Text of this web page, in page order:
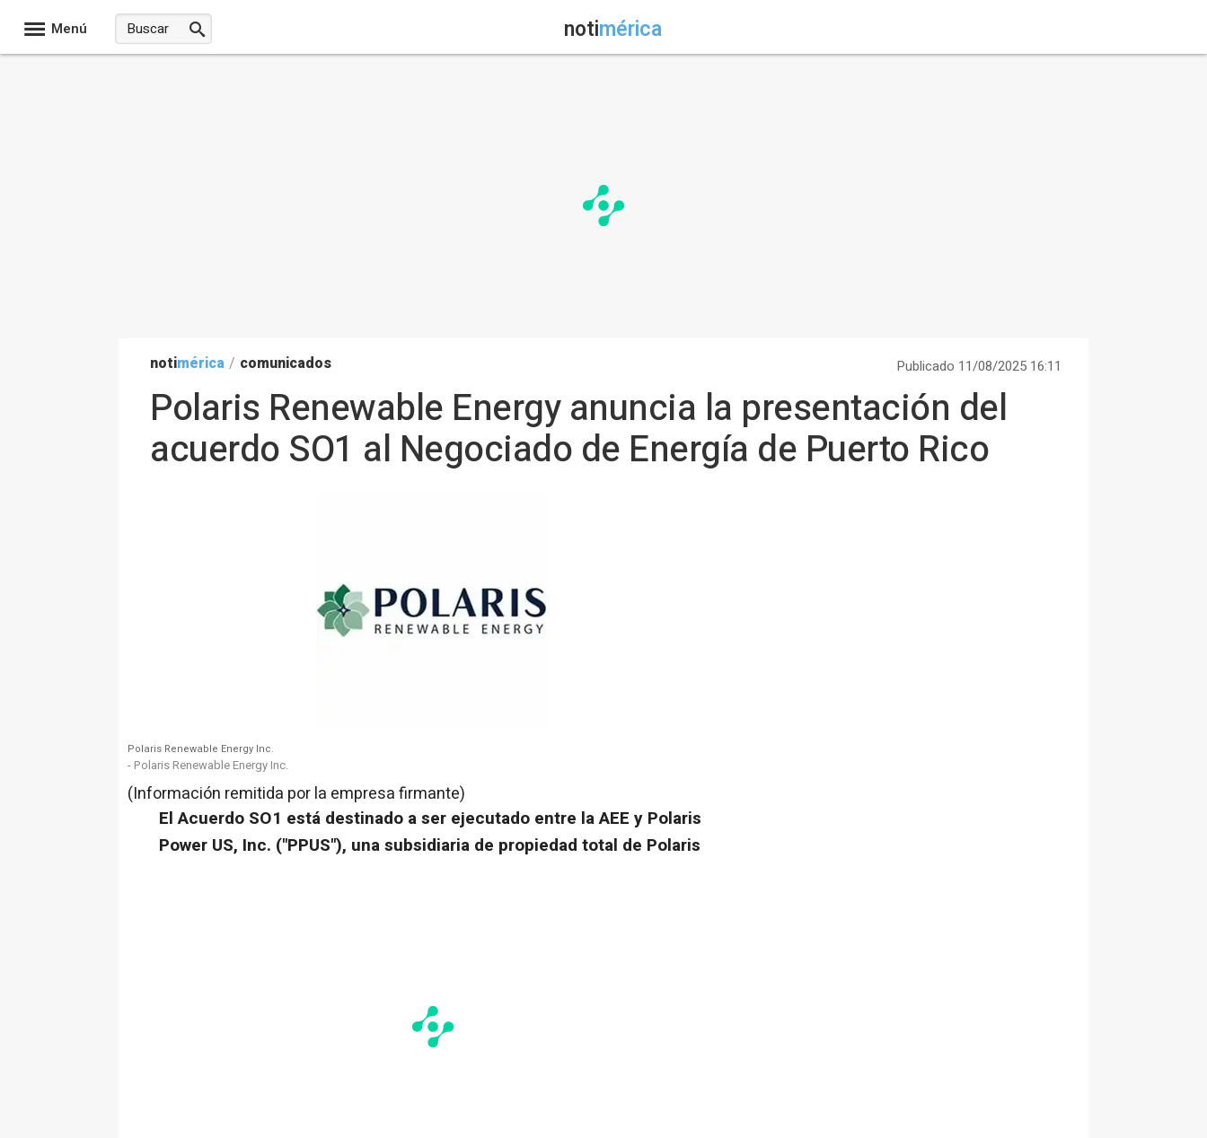
Menú notimérica
notimérica / comunicados Publicado 11/08/2025 16:11
Polaris Renewable Energy anuncia la presentación del
acuerdo SO1 al Negociado de Energía de Puerto Rico
Polaris Renewable Energy Inc.
- Polaris Renewable Energy Inc.
(Información remitida por la empresa firmante)
El Acuerdo SO1 está destinado a ser ejecutado entre la AEE y Polaris
Power US, Inc. ("PPUS"), una subsidiaria de propiedad total de Polaris